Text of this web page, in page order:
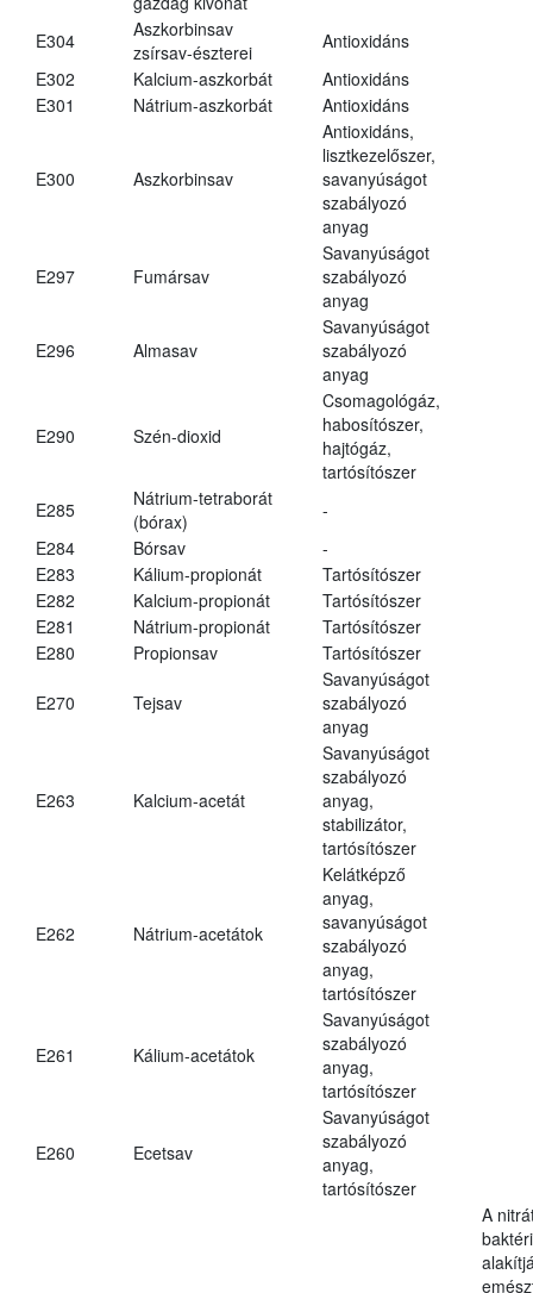
E304
Aszkorbinsav
zsírsav-észterei
Antioxidáns
E302
Kalcium-aszkorbát
Antioxidáns
E301
Nátrium-aszkorbát Antioxidáns
E300 Aszkorbinsav
Antioxidáns,
lisztkezelőszer,
savanyúságot
szabályozó
anyag
E297 Fumársav
Savanyúságot
szabályozó
anyag
E296 Almasav
Savanyúságot
szabályozó
anyag
E290 Szén-dioxid
Csomagológáz,
habosítószer,
hajtógáz,
tartósítószer
E285
Nátrium-tetraborát
(bórax)
-
E284
Bórsav
-
E283
Kálium-propionát
Tartósítószer
E282
Kalcium-propionát
Tartósítószer
E281
Nátrium-propionát
Tartósítószer
E280
Propionsav Tartósítószer
E270 Tejsav
Savanyúságot
szabályozó
anyag
E263 Kalcium-acetát
Savanyúságot
szabályozó
anyag,
stabilizátor,
tartósítószer
E262 Nátrium-acetátok
Kelátképző
anyag,
savanyúságot
szabályozó
anyag,
tartósítószer
E261 Kálium-acetátok
Savanyúságot
szabályozó
anyag,
tartósítószer
E260 Ecetsav
Savanyúságot
szabályozó
anyag,
tartósítószer
A